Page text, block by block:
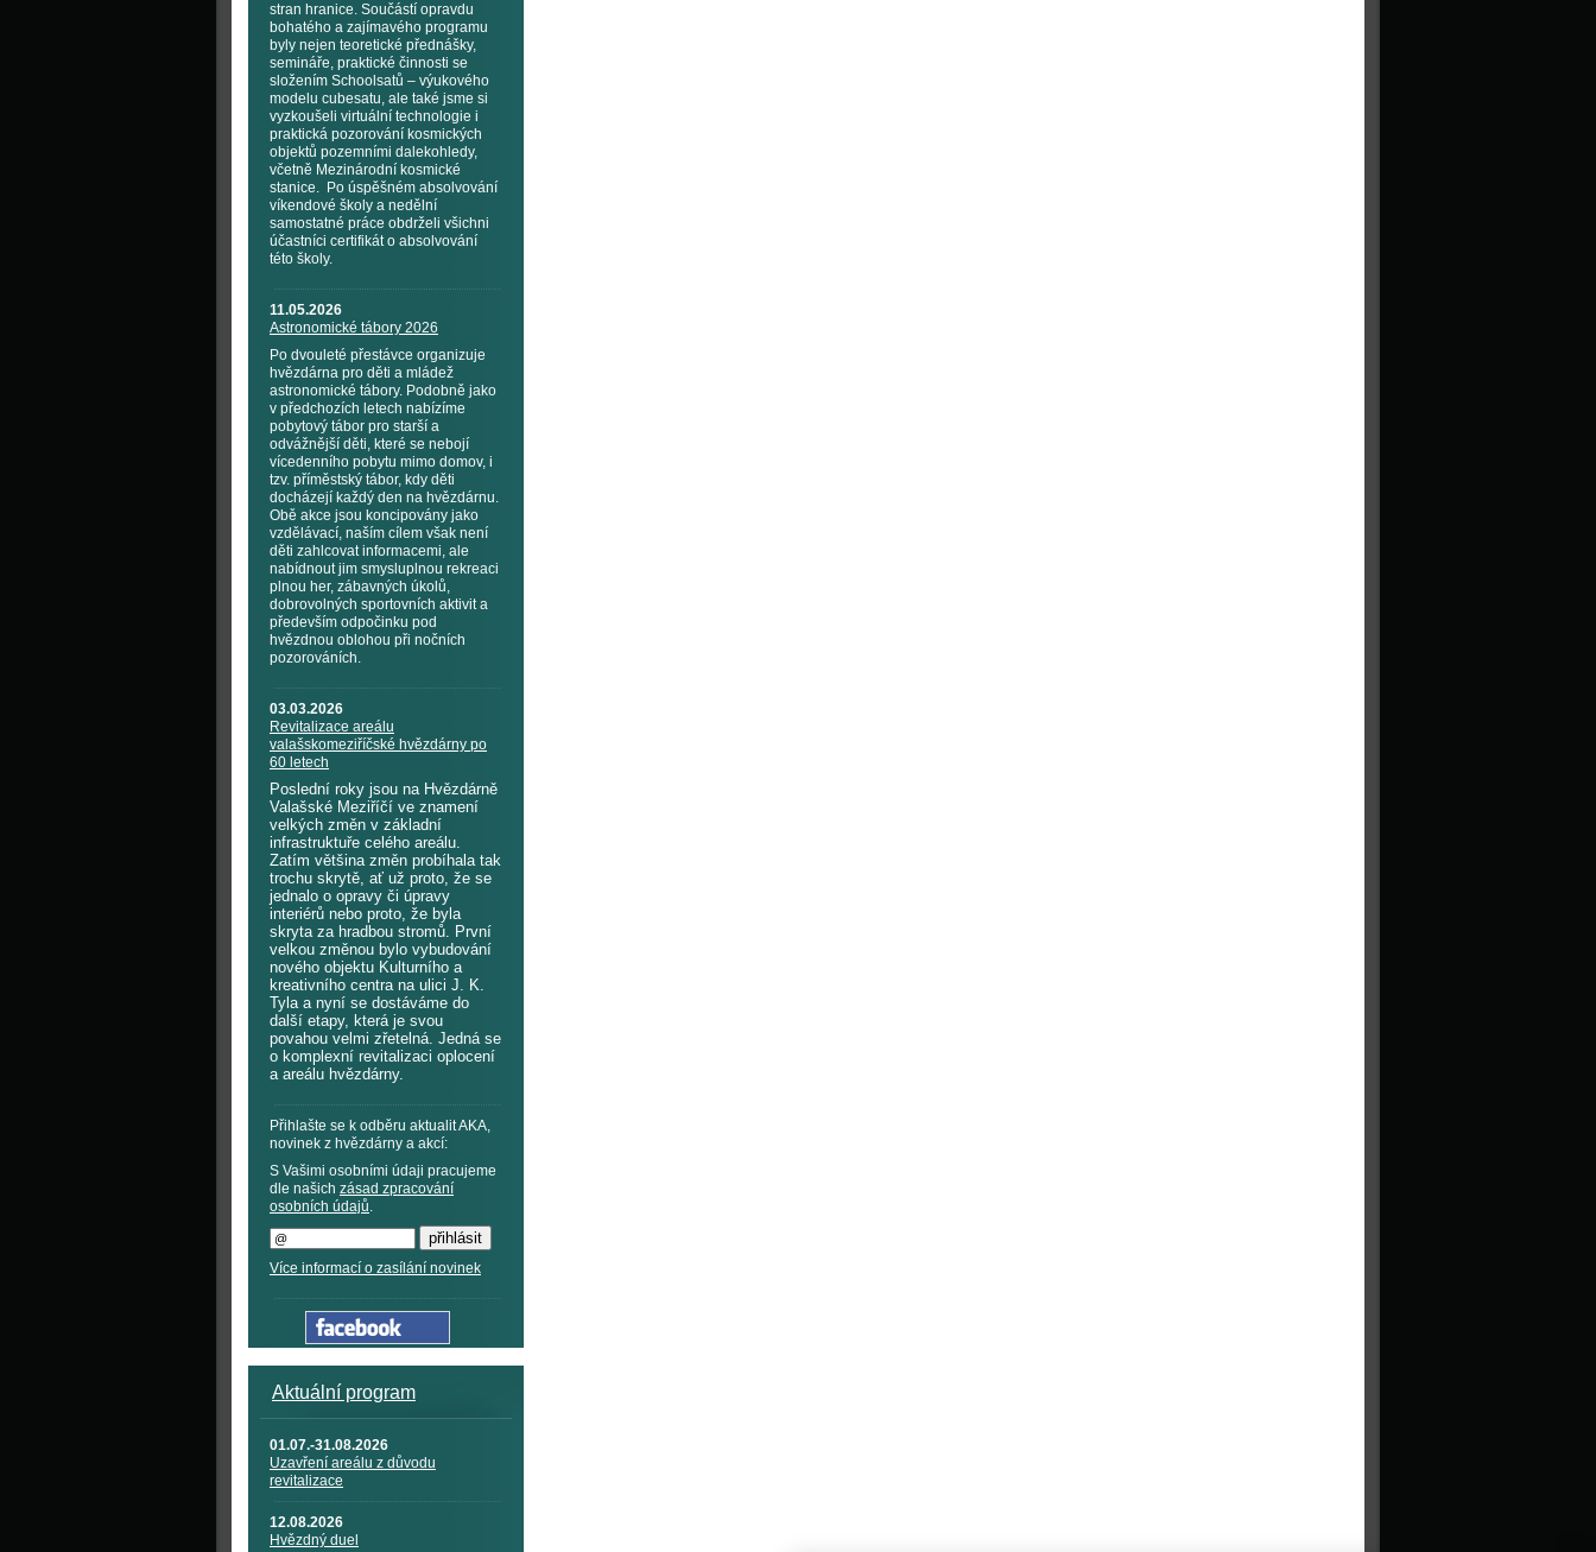
stran hranice. Součástí opravdu
bohatého a zajímavého programu
byly nejen teoretické přednášky,
semináře, praktické činnosti se
složením Schoolsatů – výukového
modelu cubesatu, ale také jsme si
vyzkoušeli virtuální technologie i
praktická pozorování kosmických
objektů pozemními dalekohledy,
včetně Mezinárodní kosmické
stanice. Po úspěšném absolvování
víkendové školy a nedělní
samostatné práce obdrželi všichni
účastníci certifikát o absolvování
této školy.
11.05.2026
Astronomické tábory 2026
Po dvouleté přestávce organizuje
hvězdárna pro děti a mládež
astronomické tábory. Podobně jako
v předchozích letech nabízíme
pobytový tábor pro starší a
odvážnější děti, které se nebojí
vícedenního pobytu mimo domov, i
tzv. příměstský tábor, kdy děti
docházejí každý den na hvězdárnu.
Obě akce jsou koncipovány jako
vzdělávací, naším cílem však není
děti zahlcovat informacemi, ale
nabídnout jim smysluplnou rekreaci
plnou her, zábavných úkolů,
dobrovolných sportovních aktivit a
především odpočinku pod
hvězdnou oblohou při nočních
pozorováních.
03.03.2026
Revitalizace areálu
valašskomeziříčské hvězdárny po
60 letech
Poslední roky jsou na Hvězdárně
Valašské Meziříčí ve znamení
velkých změn v základní
infrastruktuře celého areálu.
Zatím většina změn probíhala tak
trochu skrytě, ať už proto, že se
jednalo o opravy či úpravy
interiérů nebo proto, že byla
skryta za hradbou stromů. První
velkou změnou bylo vybudování
nového objektu Kulturního a
kreativního centra na ulici J. K.
Tyla a nyní se dostáváme do
další etapy, která je svou
povahou velmi zřetelná. Jedná se
o komplexní revitalizaci oplocení
a areálu hvězdárny.
Přihlašte se k odběru aktualit AKA,
novinek z hvězdárny a akcí:
S Vašimi osobními údaji pracujeme
dle našich zásad zpracování
osobních údajů.
Více informací o zasílání novinek
Aktuální program
01.07.-31.08.2026
Uzavření areálu z důvodu
revitalizace
12.08.2026
Hvězdný duel